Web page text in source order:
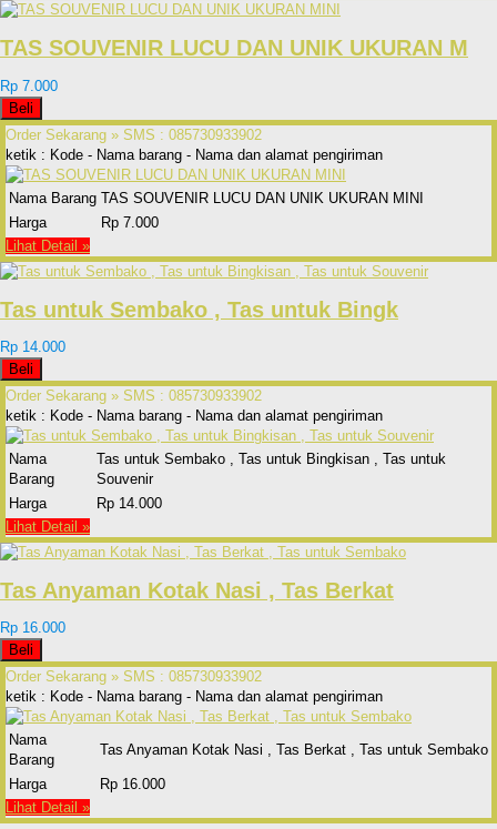
TAS SOUVENIR LUCU DAN UNIK UKURAN M
Rp 7.000
Beli
Order Sekarang » SMS : 085730933902
ketik : Kode - Nama barang - Nama dan alamat pengiriman
Nama Barang TAS SOUVENIR LUCU DAN UNIK UKURAN MINI
Harga
Rp 7.000
Lihat Detail »
Tas untuk Sembako , Tas untuk Bingk
Rp 14.000
Beli
Order Sekarang » SMS : 085730933902
ketik : Kode - Nama barang - Nama dan alamat pengiriman
Nama
Barang
Tas untuk Sembako , Tas untuk Bingkisan , Tas untuk
Souvenir
Harga
Rp 14.000
Lihat Detail »
Tas Anyaman Kotak Nasi , Tas Berkat
Rp 16.000
Beli
Order Sekarang » SMS : 085730933902
ketik : Kode - Nama barang - Nama dan alamat pengiriman
Nama
Barang
Tas Anyaman Kotak Nasi , Tas Berkat , Tas untuk Sembako
Harga
Rp 16.000
Lihat Detail »